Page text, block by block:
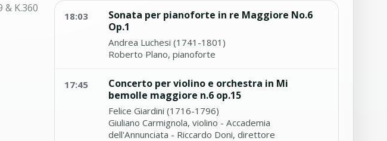
& K.360
18:03
Sonata per pianoforte in re Maggiore No.6
Op.1
Andrea Luchesi (1741-1801)
Roberto Plano, pianoforte
17:45
Concerto per violino e orchestra in Mi
bemolle maggiore n.6 op.15
Felice Giardini (1716-1796)
Giuliano Carmignola, violino - Accademia
dell'Annunciata - Riccardo Doni, direttore